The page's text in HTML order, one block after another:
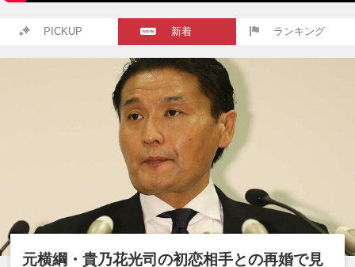
PICKUP 新着 ランキング
元横綱・貴乃花光司の初恋相手との再婚で見